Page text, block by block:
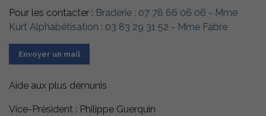
Pour les contacter : Braderie : 07 78 66 06 06 - Mme
Kurt Alphabétisation : 03 83 29 31 52 - Mme Fabre
Envoyer un mail
Aide aux plus démunis
Vice-Président : Philippe Guerquin